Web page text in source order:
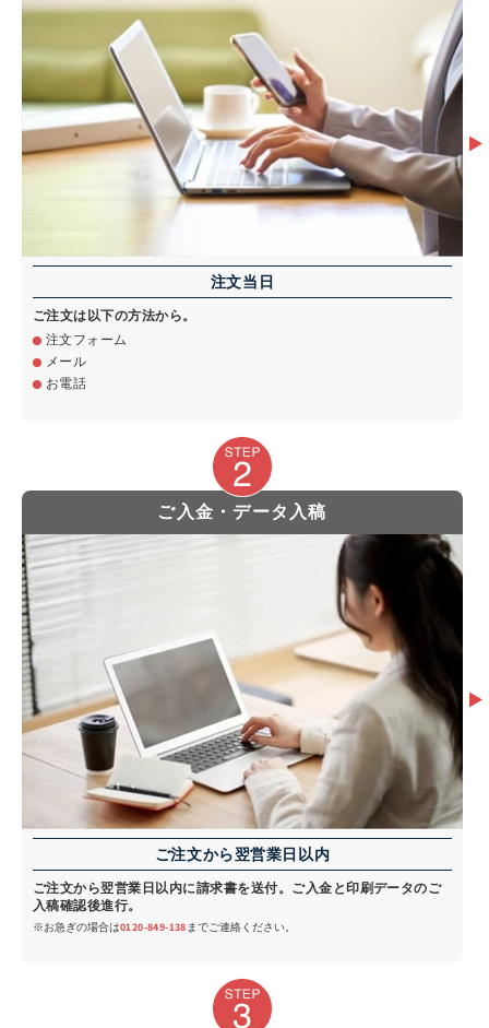
注文当日
ご注文は以下の方法から。
注文フォーム
メール
お電話
ご入金・データ入稿
ご注文から翌営業日以内
ご注文から翌営業日以内に請求書を送付。ご入金と印刷データのご
入稿確認後進行。
※お急ぎの場合は0120-849-138 までご連絡ください。